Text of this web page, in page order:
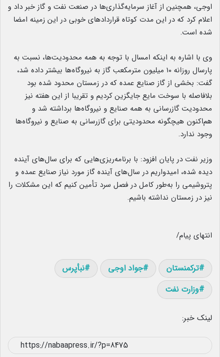
اوجی، همچنین از آغاز سرمایه‌گذاری‌ها در صنعت نفت و گاز خبر داد و
اعلام کرد که در این مدت کوتاه قراردادهای خوبی در این زمینه امضا
شده است.
وی با اشاره به اینکه امسال با توجه به همه محدودیت‌ها، نسبت به
پارسال روزانه ۱۰ میلیون مترمکعب گاز به نیروگاه‌ها بیشتر داده شد،
گفت: بخشی از گاز صنایع عمده که در زمستان محدود شده بود
بلافاصله با سوخت مایع جایگزین کردیم و تقریبا از این هفته نیز
محدودیت گازرسانی به همه صنایع و نیروگاه‌ها برداشته شد و
هم‌اکنون هیچگونه محدودیتی برای گازرسانی به صنایع و نیروگاه‌ها
وجود ندارد.
وزیر نفت در پایان افزود: با برنامه‌ریزی‌هایی که برای سال‌های آینده
دیده شده، امیدواریم در سال‌های آینده گاز مورد نیاز صنایع عمده و
پتروشیمی را به‌طور کامل در فصل سرد تأمین کنیم که این مشکلات را
نیز در زمستان نداشته باشیم.
انتهای پیام/
ترکمنستان جواد اوجی
نبأپرس
وزارت نفت
لینک خبر: